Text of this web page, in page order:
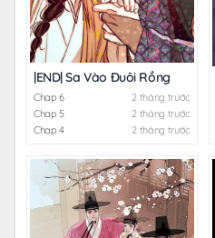
|END| Sa Vào Đuôi Rồng
Chap 6
2 tháng trước
Chap 5
2 tháng trước
Chap 4
2 tháng trước